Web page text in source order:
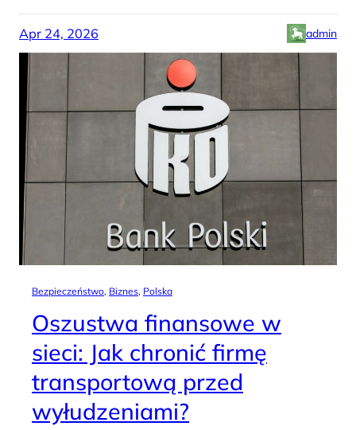
Apr 24, 2026 admin
Bezpieczeństwo, Biznes, Polska
Oszustwa finansowe w
sieci: Jak chronić firmę
transportową przed
wyłudzeniami?